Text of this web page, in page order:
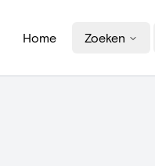
Home Zoeken